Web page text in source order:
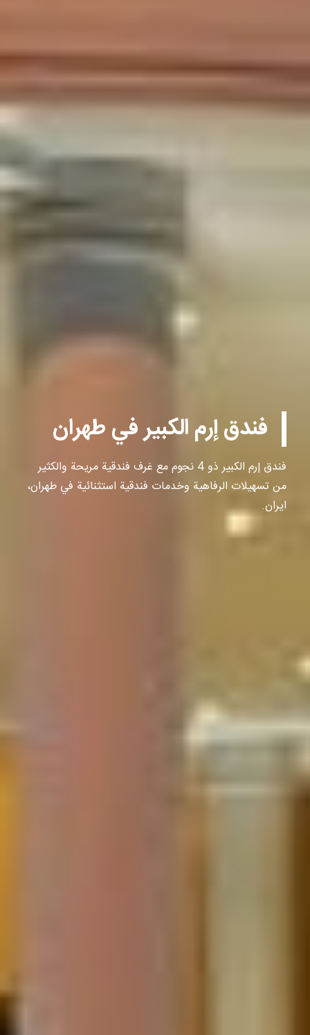
فندق إرم الكبير في طهران
فندق إرم الكبير ذو 4 نجوم مع غرف فندقية مريحة والكثير
من تسهيلات الرفاهية وخدمات فندقية استثنائية في طهران،
ايران.